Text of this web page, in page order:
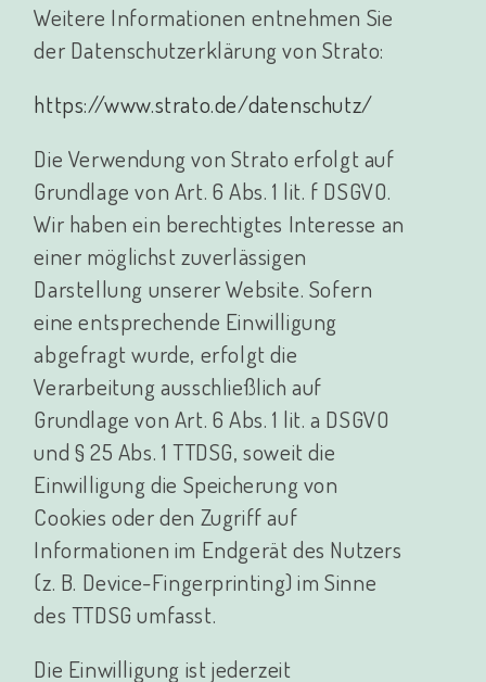
Weitere Informationen entnehmen Sie
der Datenschutzerklärung von Strato:
https://www.strato.de/datenschutz/
Die Verwendung von Strato erfolgt auf
Grundlage von Art. 6 Abs. 1 lit. f DSGVO.
Wir haben ein berechtigtes Interesse an
einer möglichst zuverlässigen
Darstellung unserer Website. Sofern
eine entsprechende Einwilligung
abgefragt wurde, erfolgt die
Verarbeitung ausschließlich auf
Grundlage von Art. 6 Abs. 1 lit. a DSGVO
und § 25 Abs. 1 TTDSG, soweit die
Einwilligung die Speicherung von
Cookies oder den Zugriff auf
Informationen im Endgerät des Nutzers
(z. B. Device-Fingerprinting) im Sinne
des TTDSG umfasst.
Die Einwilligung ist jederzeit